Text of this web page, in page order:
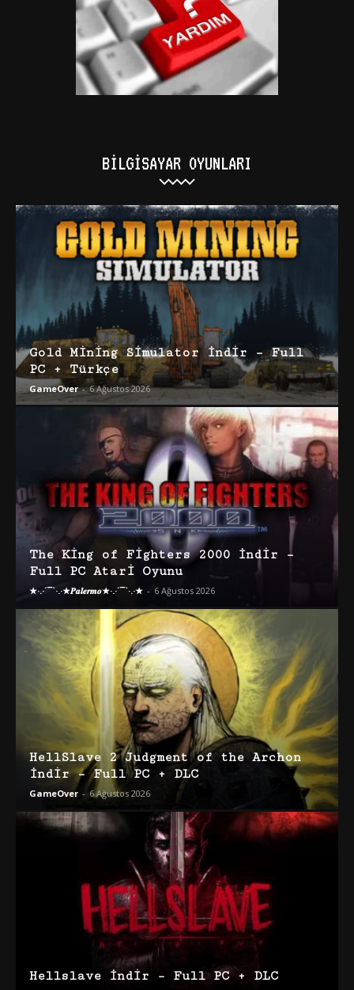
BILGISAYAR OYUNLARI
Gold Mining Simulator İndir – Full
PC + Türkçe
GameOver - 6 Ağustos 2026
The King of Fighters 2000 İndir –
Full PC Atari Oyunu
★·.·´¯`·.·★𝑷𝒂𝒍𝒆𝒓𝒎𝒐★·.·´¯`·.·★ - 6 Ağustos 2026
HellSlave 2 Judgment of the Archon
İndir – Full PC + DLC
GameOver - 6 Ağustos 2026
Hellslave İndir – Full PC + DLC